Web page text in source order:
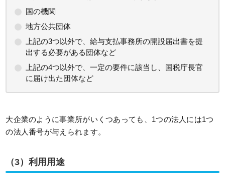
国の機関
地方公共団体
上記の3つ以外で、給与支払事務所の開設届出書を提
出する必要がある団体など
上記の4つ以外で、一定の要件に該当し、国税庁長官
に届け出た団体など
大企業のように事業所がいくつあっても、1つの法人には1つ
の法人番号が与えられます。
（3）利用用途